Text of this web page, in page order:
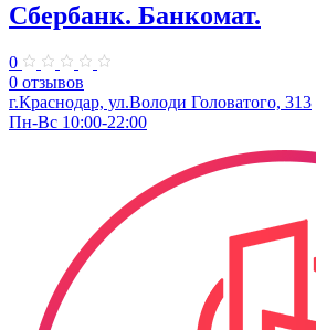
Сбербанк. Банкомат.
0
0 отзывов
г.Краснодар, ул.​Володи Головатого, 313
Пн-Вс 10:00-22:00